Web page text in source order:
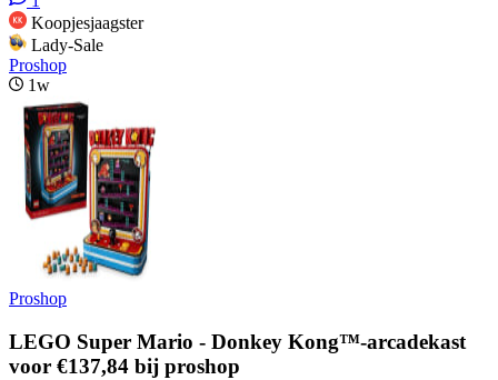
Koopjesjaagster
Lady-Sale
Proshop
1w
Proshop
LEGO Super Mario - Donkey Kong™-arcadekast
voor €137,84 bij proshop